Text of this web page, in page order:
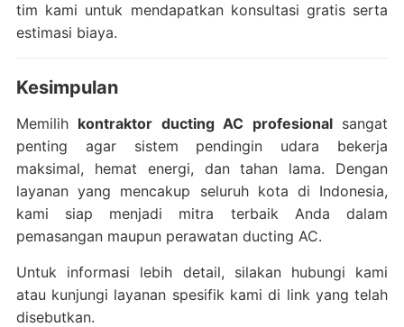
tim kami untuk mendapatkan konsultasi gratis serta
estimasi biaya.
Kesimpulan
Memilih kontraktor ducting AC profesionalsangat
penting agar sistem pendingin udara bekerja
maksimal, hemat energi, dan tahan lama. Dengan
layanan yang mencakup seluruh kota di Indonesia,
kami siap menjadi mitra terbaik Anda dalam
pemasangan maupun perawatan ducting AC.
Untuk informasi lebih detail, silakan hubungi kami
atau kunjungi layanan spesifik kami di link yang telah
disebutkan.